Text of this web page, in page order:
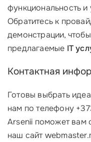
функциональность и
Обратитесь к
демонстрации,
предлагаемые IT
Контактная
Готовы выбрать
нам по телефону
Arsenii поможет вам
наш сайт